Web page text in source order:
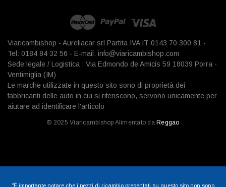
Viaricambishop - Aureliacar srl Partita IVA IT 0143 70 300 81 -
Tel: 0184 84 32 56 - E-mail: info@viaricambishop.com
Sede legale / Logistica : Via Edmondo de Amicis 59 18039 Porra -
Ventimiglia (IM)
Le marche utilizzate in questo sito sono di proprietà dei
fabbricanti delle auto in cui si riferiscono, servono unicamente per
aiutare ad identificare l'articolo
© 2025 Viaricambishop Alimentato da Reggao
"È importante notare che i pezzi di ricambio presentati su questo sito non sono